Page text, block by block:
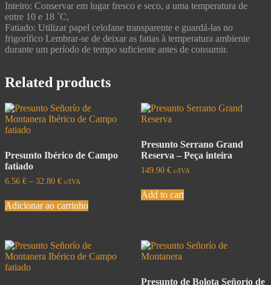
Inteiro: Conservar em lugar fresco e seco, a uma temperatura de
entre 10 e 18 ˚C,
Fatiado: Utilizar papel celofane transparente e guardá-las no
frigorífico Lembrar-se de deixar as fatias à temperatura ambiente
durante um período de tempo suficiente antes de consumir.
Related products
Presunto Ibérico de Campo
fatiado
6.56 € – 32.80 € c/IVA
Adicionar ao carrinho
Presunto Serrano Grand
Reserva – Peça inteira
149.90 € c/IVA
Add to cart
Presunto de Bolota Señorío de